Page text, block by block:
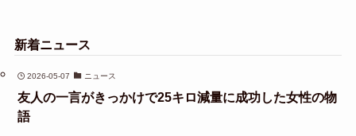
新着ニュース
2026-05-07 ニュース
友人の一言がきっかけで25キロ減量に成功した女性の物
語